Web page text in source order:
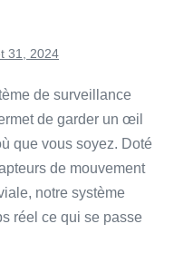
31, 2024
de surveillance
de garder un œil
que vous soyez. Doté
de mouvement
notre système
réel ce qui se passe